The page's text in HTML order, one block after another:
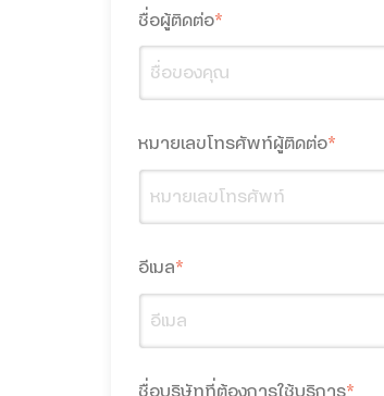
ชื่อผู้ติดต่อ*
หมายเลขโทรศัพท์ผู้ติดต่อ*
อีเมล*